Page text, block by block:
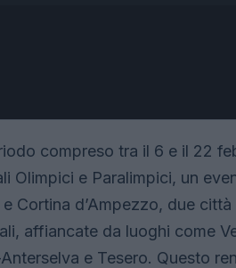
compreso tra il 6 e il 22
Olimpici e Paralimpici, un
e Cortina d’Ampezzo, due
affiancate da luoghi come
e Tesero. Questo